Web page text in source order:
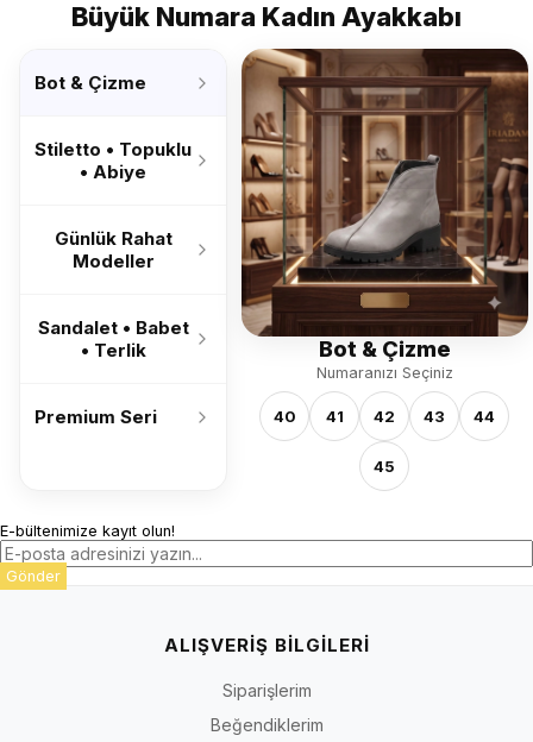
Büyük Numara Kadın Ayakkabı
Bot & Çizme
Stiletto • Topuklu
• Abiye
Günlük Rahat
Modeller
Sandalet • Babet
• Terlik
Premium Seri
’26
Bot & Çizme
Numaranızı Seçiniz
40 41 42 43 44
45
E-bültenimize kayıt olun!
Gönder
ALIŞVERİŞ BİLGİLERİ
Siparişlerim
Beğendiklerim